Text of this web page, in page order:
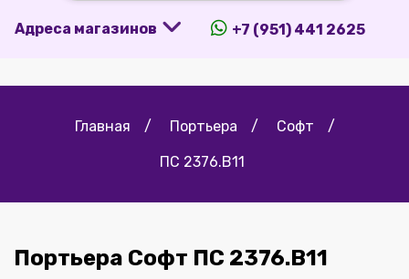
Адреса магазинов +7 (951) 441 2625
Главная / Портьера / Софт /
ПС 2376.В11
Портьера Софт ПС 2376.В11